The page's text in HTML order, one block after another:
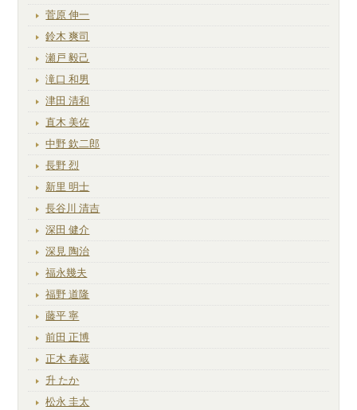
菅原 伸一
鈴木 爽司
瀬戸 毅己
滝口 和男
津田 清和
直木 美佐
中野 欽二郎
長野 烈
新里 明士
長谷川 清吉
深田 健介
深見 陶治
福永幾夫
福野 道隆
藤平 寧
前田 正博
正木 春蔵
升 たか
松永 圭太